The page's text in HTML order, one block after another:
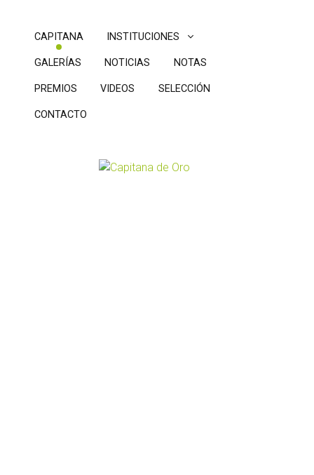
CAPITANA INSTITUCIONES
GALERÍAS NOTICIAS NOTAS
PREMIOS VIDEOS SELECCIÓN
CONTACTO